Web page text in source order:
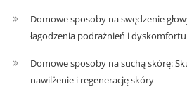
Domowe sposoby na swędzenie
łagodzenia podrażnień i dyskomfortu
Domowe sposoby na suchą skórę:
nawilżenie i regenerację skóry